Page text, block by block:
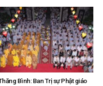
Bình: Ban Trị sự Phật giáo